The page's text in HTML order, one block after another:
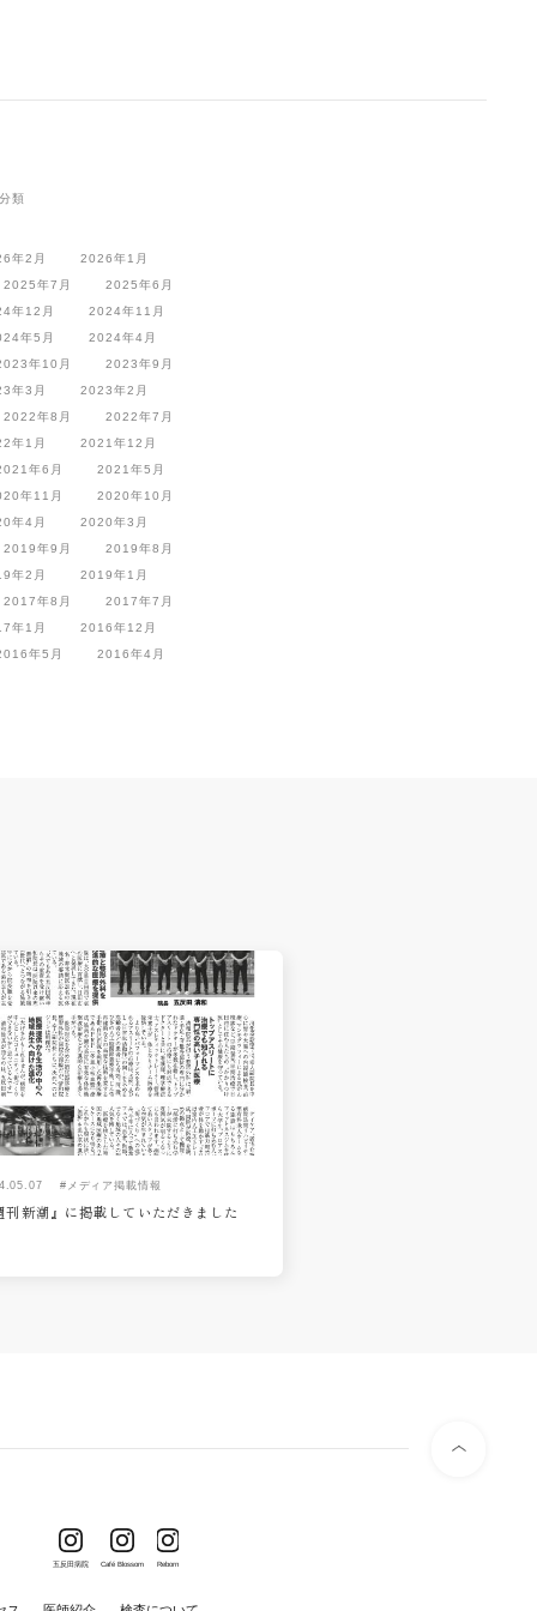
類
年2月
2026年1月
2025年7月
2025年6月
年12月
2024年11月
年5月
2024年4月
年10月
2023年9月
年3月
2023年2月
2022年8月
2022年7月
年1月
2021年12月
年6月
2021年5月
年11月
2020年10月
年4月
2020年3月
2019年9月
2019年8月
年2月
2019年1月
2017年8月
2017年7月
年1月
2016年12月
年5月
2016年4月
#メディア掲載情報
刊新潮』に掲載していただきました
五反田病院 Café Blossom Reborn